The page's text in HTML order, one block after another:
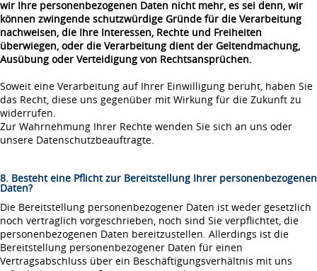
wir Ihre personenbezogenen Daten nicht mehr, es sei denn, wir
können zwingende schutzwürdige Gründe für die Verarbeitung
nachweisen, die Ihre Interessen, Rechte und Freiheiten
überwiegen, oder die Verarbeitung dient der Geltendmachung,
Ausübung oder Verteidigung von Rechtsansprüchen.
Soweit eine Verarbeitung auf Ihrer Einwilligung beruht, haben Sie
das Recht, diese uns gegenüber mit Wirkung für die Zukunft zu
widerrufen.
Zur Wahrnehmung Ihrer Rechte wenden Sie sich an uns oder
unsere Datenschutzbeauftragte.
8. Besteht eine Pflicht zur Bereitstellung Ihrer personenbezogenen
Daten?
Die Bereitstellung personenbezogener Daten ist weder gesetzlich
noch vertraglich vorgeschrieben, noch sind Sie verpflichtet, die
personenbezogenen Daten bereitzustellen. Allerdings ist die
Bereitstellung personenbezogener Daten für einen
Vertragsabschluss über ein Beschäftigungsverhältnis mit uns